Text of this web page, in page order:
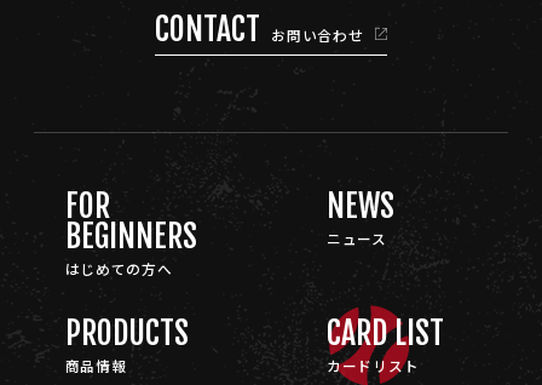
CONTACT お問い合わせ
FOR
BEGINNERS
はじめての方へ
NEWS
ニュース
PRODUCTS
商品情報
CARD LIST
カードリスト